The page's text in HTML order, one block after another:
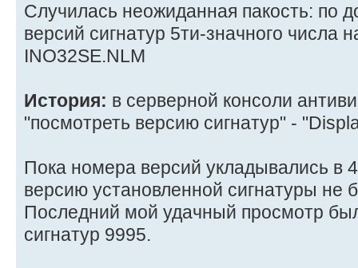
Случилась неожиданная пакость: по
версий сигнатур 5ти-значного числа
INO32SE.NLM
История: в серверной консоли
"посмотреть версию сигнатур" -
Пока номера версий укладывались в
версию установленной сигнатуры не
Последний мой удачный просмотр
сигнатур 9995.